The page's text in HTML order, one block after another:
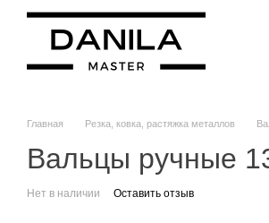
Перейти к основному контенту
Главная Резка, ковка, растяжка металлов
Вальцы ручные
Нет в наличии Оставить отзыв